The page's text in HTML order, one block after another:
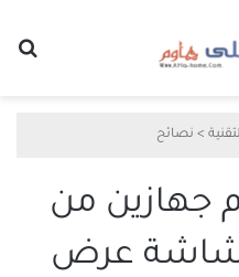
> نصائح
جهازين من
شاشة عرض